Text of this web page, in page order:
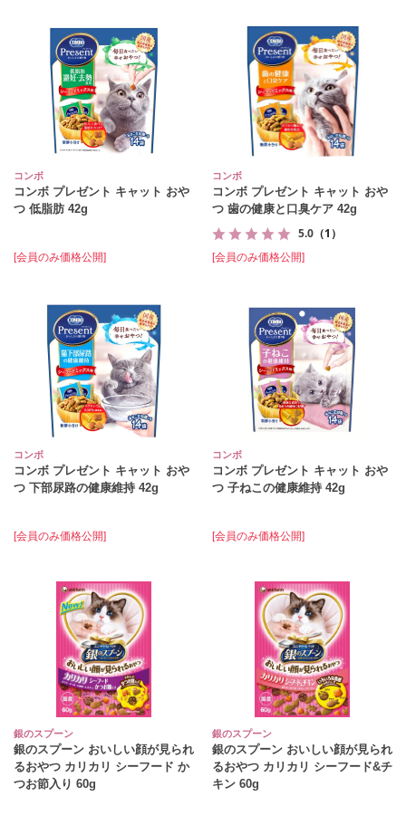
コンボ
コンボ プレゼント キャット おや
つ 低脂肪 42g
[会員のみ価格公開]
コンボ
コンボ プレゼント キャット おや
つ 歯の健康と口臭ケア 42g
5.0 （1）
[会員のみ価格公開]
コンボ
コンボ プレゼント キャット おや
つ 下部尿路の健康維持 42g
[会員のみ価格公開]
コンボ
コンボ プレゼント キャット おや
つ 子ねこの健康維持 42g
[会員のみ価格公開]
銀のスプーン
銀のスプーン おいしい顔が見られ
るおやつ カリカリ シーフード か
つお節入り 60g
銀のスプーン
銀のスプーン おいしい顔が見られ
るおやつ カリカリ シーフード&チ
キン 60g